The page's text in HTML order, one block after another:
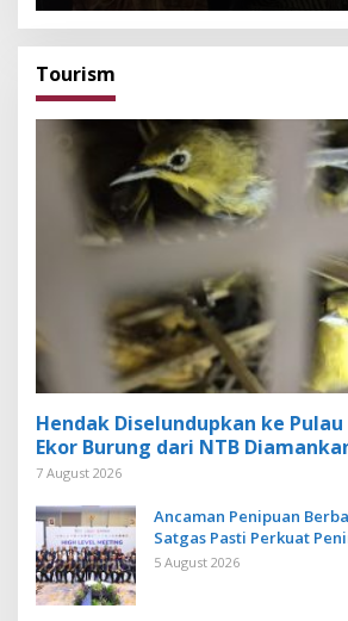
Tourism
Hendak Diselundupkan ke
Ekor Burung dari NTB
7 August 2026
Ancaman Penipuan
Satgas Pasti Perkuat
Pengembangan Aplikasi
5 August 2026